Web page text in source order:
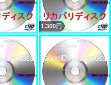
いいね！
1,300円